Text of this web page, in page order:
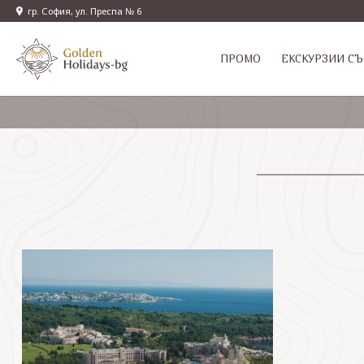
гр. София, ул. Преспа № 6
ПРОМО EКСКУРЗИИ